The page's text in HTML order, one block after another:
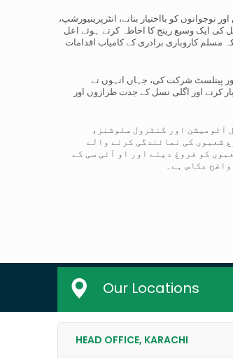
کو بااختیار بنانے، انٹرپرینیورشپ،
کی ایک وسیع رینج کا احاطہ کرتے ہوئے اعل
کاروباری برادری کے کامیاب اقدامات
پینلسٹ شرکت کی، جہاں انہوں نے
کرنے اور اگلی نسل کے جدت طرازوں اور
آٹومیشن اور کنٹرول سلوشنز،
شعبوں کی نمائندگی کرنے والے
کو فروغ دینے اور او آئی سی کے
عکاس ہے۔
Our Locations
HEAD OFFICE, KARACHI